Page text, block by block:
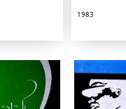
1983